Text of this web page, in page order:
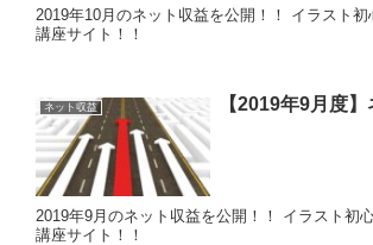
2019年10月のネット収益を公開！！ イラスト
講座サイト！！
ネット収益 【2019年9月度
2019年9月のネット収益を公開！！ イラスト初
講座サイト！！